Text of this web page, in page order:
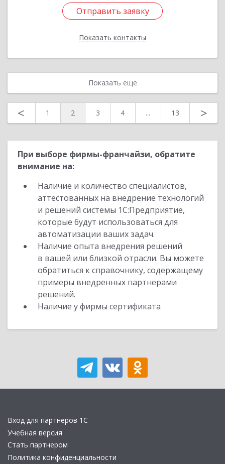
Отправить заявку
Показать контакты
Отправить заявку
Назад
Показать еще
< 1 2 3 4 ... 13 >
При выборе фирмы-франчайзи, обратите
внимание на:
Наличие и количество специалистов,
аттестованных на внедрение технологий
и решений системы 1С:Предприятие,
которые будут использоваться для
автоматизации ваших задач.
Наличие опыта внедрения решений
в вашей или близкой отрасли. Вы можете
обратиться к справочнику, содержащему
примеры внедренных партнерами
решений.
Наличие у фирмы сертификата
Вход для партнеров 1С
Учебная версия
Стать партнером
Политика конфиденциальности